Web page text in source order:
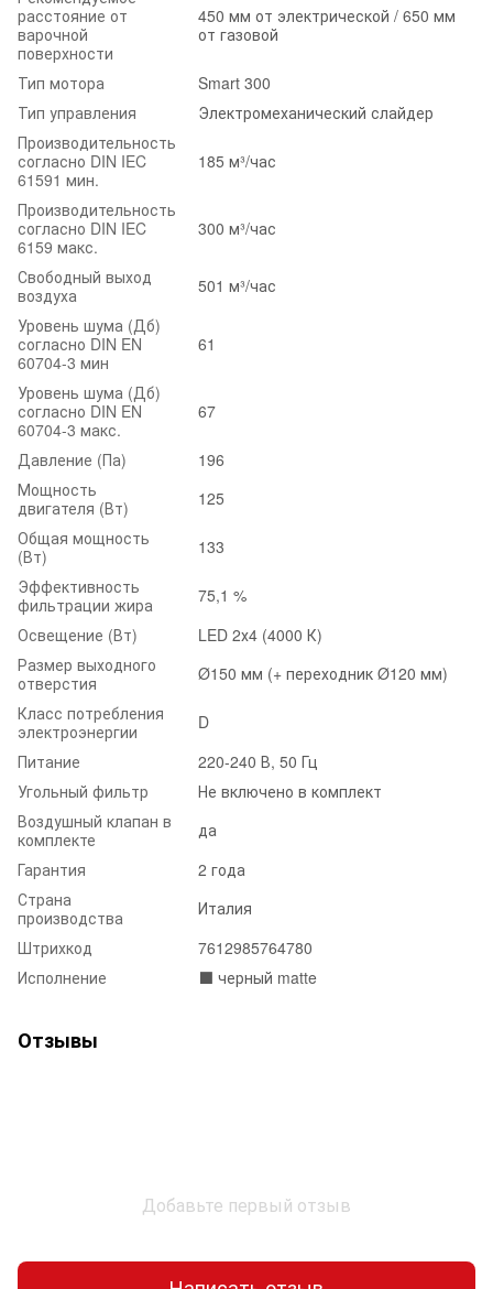
расстояние от
варочной
поверхности
450 мм от электрической / 650 мм
от газовой
Тип мотора
Smart 300
Тип управления
Электромеханический слайдер
Производительность
согласно DIN IEC
61591 мин.
185 м³/час
Производительность
согласно DIN IEC
6159 макс.
300 м³/час
Свободный выход
воздуха
501 м³/час
Уровень шума (Дб)
согласно DIN EN
60704-3 мин
61
Уровень шума (Дб)
согласно DIN EN
60704-3 макс.
67
Давление (Па)
196
Мощность
двигателя (Вт)
125
Общая мощность
(Вт)
133
Эффективность
фильтрации жира
75,1 %
Освещение (Вт)
LED 2х4 (4000 К)
Размер выходного
отверстия
Ø150 мм (+ переходник Ø120 мм)
Класс потребления
электроэнергии
D
Питание
220-240 В, 50 Гц
Угольный фильтр
Не включено в комплект
Воздушный клапан в
комплекте
да
Гарантия
2 года
Страна
производства
Италия
Штрихкод
7612985764780
Исполнение
⬛️ черный matte
Отзывы
Добавьте первый отзыв